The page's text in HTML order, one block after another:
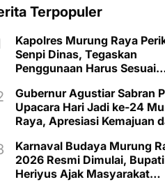
Terpopuler
Kapolres Murung Raya
Senpi Dinas, Tegaskan
Penggunaan Harus Sesuai
Gubernur Agustiar Sabran
Upacara Hari Jadi ke-24
Raya, Apresiasi Kemajuan
Karnaval Budaya Murung
2026 Resmi Dimulai, Bupati
Heriyus Ajak Masyarakat